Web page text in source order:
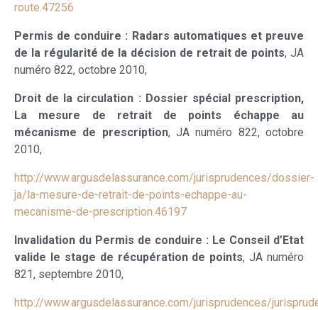
route.47256
Permis de conduire : Radars automatiques et preuve
de la régularité de la décision de retrait de points, JA
numéro 822, octobre 2010,
Droit de la circulation : Dossier spécial prescription,
La mesure de retrait de points échappe au
mécanisme de prescription, JA numéro 822, octobre
2010,
http://www.argusdelassurance.com/jurisprudences/dossier-
ja/la-mesure-de-retrait-de-points-echappe-au-
mecanisme-de-prescription.46197
Invalidation du Permis de conduire : Le Conseil d’Etat
valide le stage de récupération de points, JA numéro
821, septembre 2010,
http://www.argusdelassurance.com/jurisprudences/